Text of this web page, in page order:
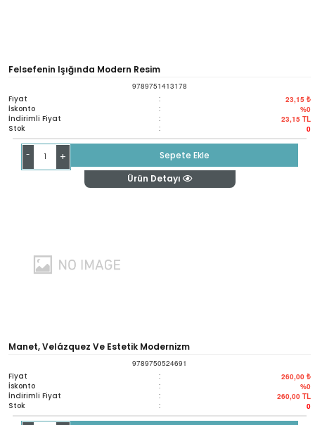
Felsefenin Işığında Modern Resim
9789751413178
Fiyat : 23,15 ₺
İskonto : %0
İndirimli Fiyat : 23,15 TL
Stok : 0
- +
Sepete Ekle
Ürün Detayı
Manet, Velázquez Ve Estetik Modernizm
9789750524691
Fiyat : 260,00 ₺
İskonto : %0
İndirimli Fiyat : 260,00 TL
Stok : 0